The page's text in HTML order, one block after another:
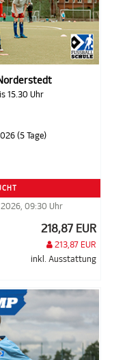
15.30 Uhr
(5 Tage)
09:30 Uhr
218,87 EUR
213,87 EUR
inkl. Ausstattung